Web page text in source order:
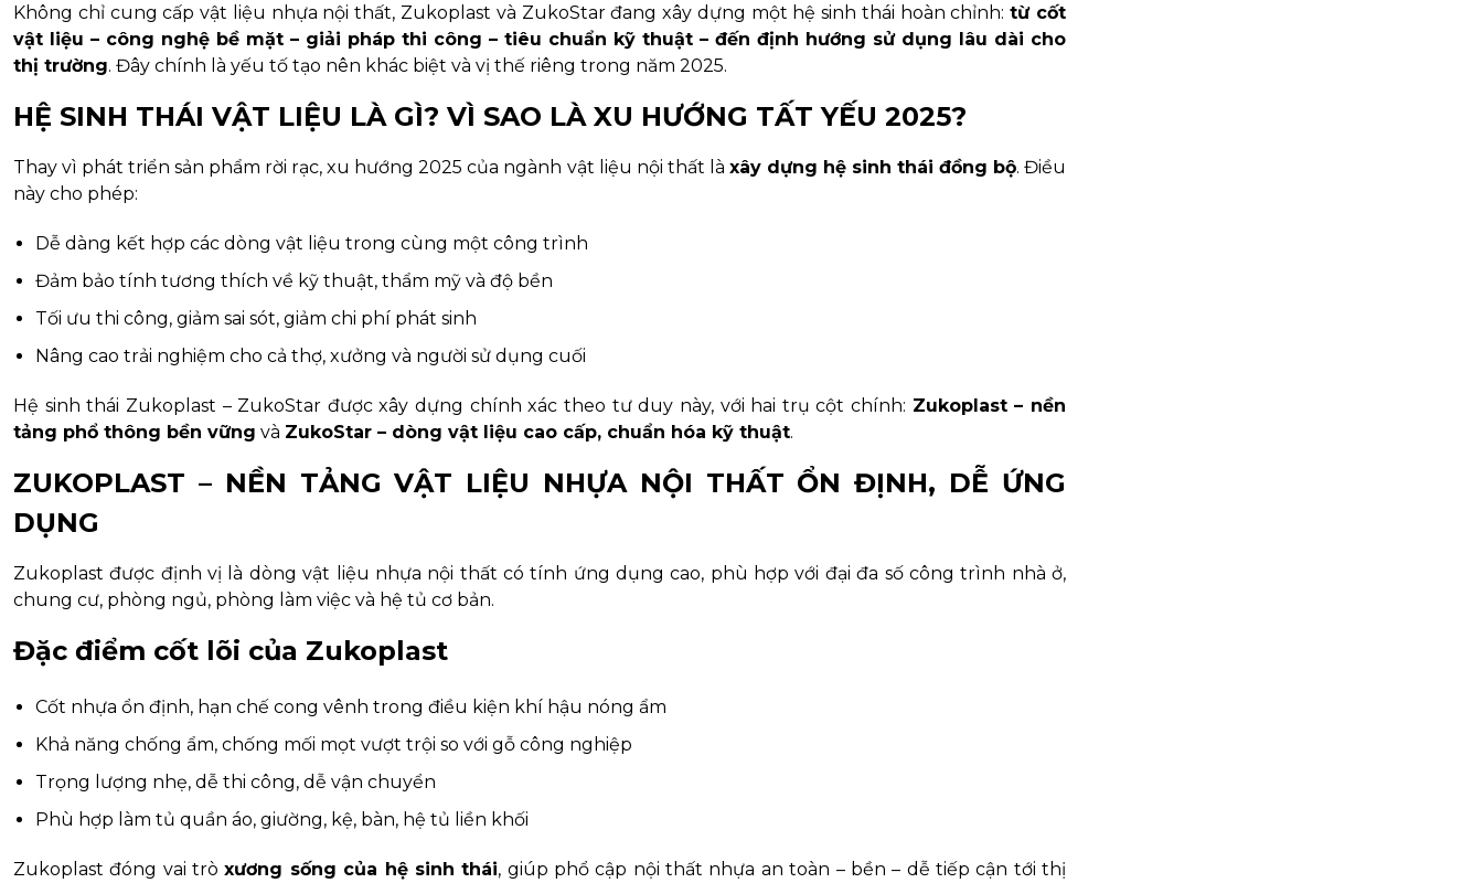
Không chỉ cung cấp vật liệu nhựa nội thất, Zukoplast và ZukoStar đang xây dựng một hệ sinh thái hoàn chỉnh:từ cốt
vật liệu – công nghệ bề mặt – giải pháp thi công – tiêu chuẩn kỹ thuật – đến định hướng sử dụng lâu dài cho
thị trường. Đây chính là yếu tố tạo nên khác biệt và vị thế riêng trong năm 2025.
HỆ SINH THÁI VẬT LIỆU LÀ GÌ? VÌ SAO LÀ XU HƯỚNG TẤT YẾU 2025?
Thay vì phát triển sản phẩm rời rạc, xu hướng 2025 của ngành vật liệu nội thất là xây dựng hệ sinh thái đồng bộ. Điều
này cho phép:
Dễ dàng kết hợp các dòng vật liệu trong cùng một công trình
Đảm bảo tính tương thích về kỹ thuật, thẩm mỹ và độ bền
Tối ưu thi công, giảm sai sót, giảm chi phí phát sinh
Nâng cao trải nghiệm cho cả thợ, xưởng và người sử dụng cuối
Hệ sinh thái Zukoplast – ZukoStar được xây dựng chính xác theo tư duy này, với hai trụ cột chính: Zukoplast – nền
tảng phổ thông bền vững và ZukoStar – dòng vật liệu cao cấp, chuẩn hóa kỹ thuật.
ZUKOPLAST – NỀN TẢNG VẬT LIỆU NHỰA NỘI THẤT ỔN ĐỊNH, DỄ ỨNG
DỤNG
Zukoplast được định vị là dòng vật liệu nhựa nội thất có tính ứng dụng cao, phù hợp với đại đa số công trình nhà ở,
chung cư, phòng ngủ, phòng làm việc và hệ tủ cơ bản.
Đặc điểm cốt lõi của Zukoplast
Cốt nhựa ổn định, hạn chế cong vênh trong điều kiện khí hậu nóng ẩm
Khả năng chống ẩm, chống mối mọt vượt trội so với gỗ công nghiệp
Trọng lượng nhẹ, dễ thi công, dễ vận chuyển
Phù hợp làm tủ quần áo, giường, kệ, bàn, hệ tủ liền khối
Zukoplast đóng vai tròxương sống của hệ sinh thái, giúp phổ cập nội thất nhựa an toàn – bền – dễ tiếp cận tới thị